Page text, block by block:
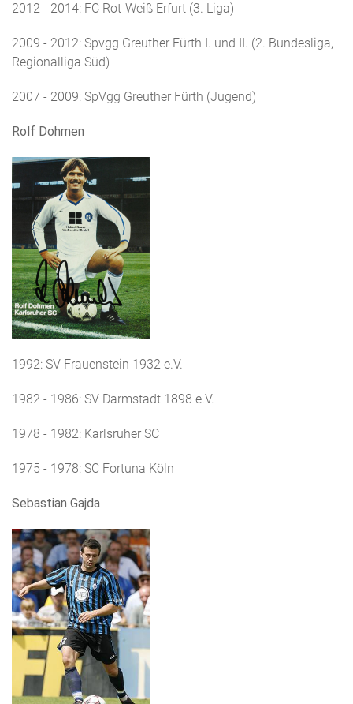
2012 - 2014: FC Rot-Weiß Erfurt (3. Liga)
2009 - 2012: Spvgg Greuther Fürth I. und II. (2. Bundesliga,
Regionalliga Süd)
2007 - 2009: SpVgg Greuther Fürth (Jugend)
Rolf Dohmen
1992: SV Frauenstein 1932 e.V.
1982 - 1986: SV Darmstadt 1898 e.V.
1978 - 1982: Karlsruher SC
1975 - 1978: SC Fortuna Köln
Sebastian Gajda